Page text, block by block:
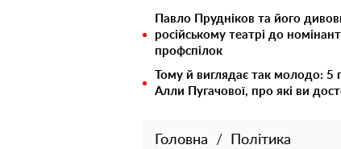
Павло Прудніков та його
російському театрі до
профспілок
Тому й виглядає так молодо: 5
Алли Пугачової, про які ви
Головна Політика